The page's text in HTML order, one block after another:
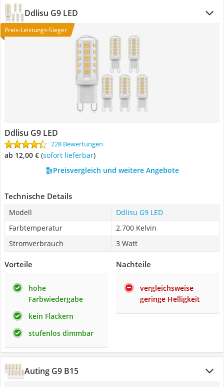
Ddlisu G9 LED
Preis-Leistungs-Sieger
Ddlisu G9 LED
228 Bewertungen
ab 12,00 € ( Sofort lieferbar)
Preisvergleich und weitere Angebote
Technische Details
Modell
Ddlisu G9 LED
Farbtemperatur
2.700 Kelvin
Stromverbrauch
3 Watt
Vorteile
hohe
Farbwiedergabe
kein Flackern
stufenlos dimmbar
Nachteile
vergleichsweise
geringe Helligkeit
Auting G9 B15